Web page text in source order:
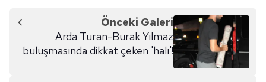
Önceki Galeri
Arda Turan-Burak Yılmaz
buluşmasında dikkat çeken 'halı'!